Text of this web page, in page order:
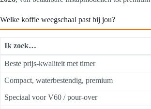
Welke koffie weegschaal past bij jou?
Ik zoek…
Beste prijs-kwaliteit met timer
Compact, waterbestendig, premium
Speciaal voor V60 / pour-over